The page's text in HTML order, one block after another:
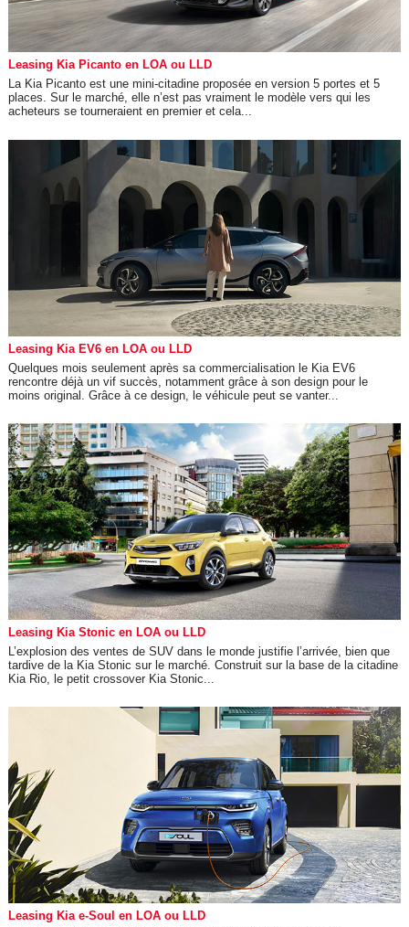
Leasing Kia Picanto en LOA ou LLD
La Kia Picanto est une mini-citadine proposée en version 5 portes et 5
places. Sur le marché, elle n’est pas vraiment le modèle vers qui les
acheteurs se tourneraient en premier et cela...
Leasing Kia EV6 en LOA ou LLD
Quelques mois seulement après sa commercialisation le Kia EV6
rencontre déjà un vif succès, notamment grâce à son design pour le
moins original. Grâce à ce design, le véhicule peut se vanter...
Leasing Kia Stonic en LOA ou LLD
L’explosion des ventes de SUV dans le monde justifie l’arrivée, bien que
tardive de la Kia Stonic sur le marché. Construit sur la base de la citadine
Kia Rio, le petit crossover Kia Stonic...
Leasing Kia e-Soul en LOA ou LLD